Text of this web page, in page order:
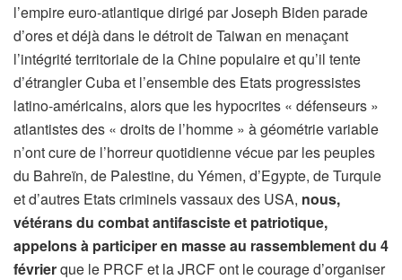
l’empire euro-atlantique dirigé par Joseph Biden parade
d’ores et déjà dans le détroit de Taiwan en menaçant
l’intégrité territoriale de la Chine populaire et qu’il tente
d’étrangler Cuba et l’ensemble des Etats progressistes
latino-américains, alors que les hypocrites « défenseurs »
atlantistes des « droits de l’homme » à géométrie variable
n’ont cure de l’horreur quotidienne vécue par les peuples
du Bahreïn, de Palestine, du Yémen, d’Egypte, de Turquie
et d’autres Etats criminels vassaux des USA, nous,
vétérans du combat antifasciste et patriotique,
appelons à participer en masse au rassemblement du 4
févrierque le PRCF et la JRCF ont le courage d’organiser